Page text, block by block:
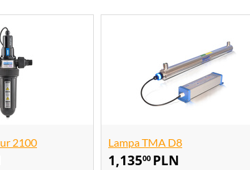
2100 Lampa TMA D8
1,13500 PLN